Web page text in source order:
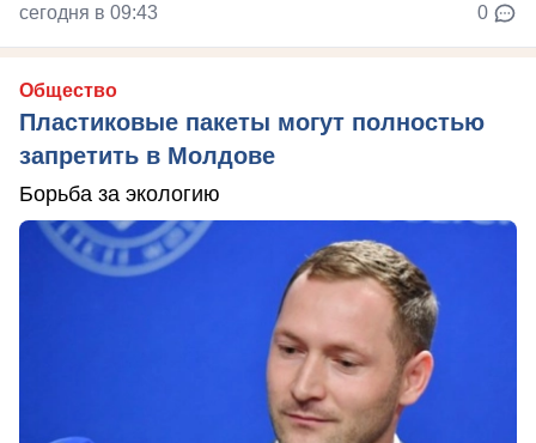
сегодня в 09:43 0
Общество
Пластиковые пакеты могут полностью
запретить в Молдове
Борьба за экологию